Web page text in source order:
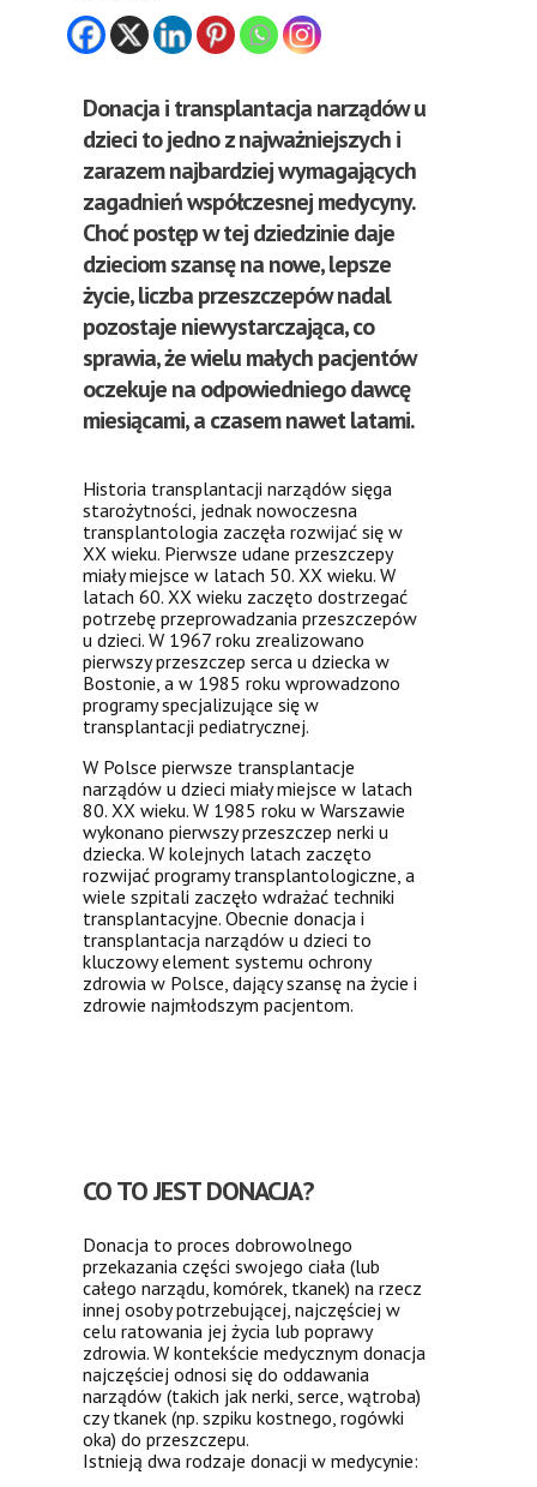
Donacja i transplantacja narządów u
dzieci to jedno z najważniejszych i
zarazem najbardziej wymagających
zagadnień współczesnej medycyny.
Choć postęp w tej dziedzinie daje
dzieciom szansę na nowe, lepsze
życie, liczba przeszczepów nadal
pozostaje niewystarczająca, co
sprawia, że wielu małych pacjentów
oczekuje na odpowiedniego dawcę
miesiącami, a czasem nawet latami.
Historia transplantacji narządów sięga
starożytności, jednak nowoczesna
transplantologia zaczęła rozwijać się w
XX wieku. Pierwsze udane przeszczepy
miały miejsce w latach 50. XX wieku. W
latach 60. XX wieku zaczęto dostrzegać
potrzebę przeprowadzania przeszczepów
u dzieci. W 1967 roku zrealizowano
pierwszy przeszczep serca u dziecka w
Bostonie, a w 1985 roku wprowadzono
programy specjalizujące się w
transplantacji pediatrycznej.
W Polsce pierwsze transplantacje
narządów u dzieci miały miejsce w latach
80. XX wieku. W 1985 roku w Warszawie
wykonano pierwszy przeszczep nerki u
dziecka. W kolejnych latach zaczęto
rozwijać programy transplantologiczne, a
wiele szpitali zaczęło wdrażać techniki
transplantacyjne. Obecnie donacja i
transplantacja narządów u dzieci to
kluczowy element systemu ochrony
zdrowia w Polsce, dający szansę na życie i
zdrowie najmłodszym pacjentom.
CO TO JEST DONACJA?
Donacja to proces dobrowolnego
przekazania części swojego ciała (lub
całego narządu, komórek, tkanek) na rzecz
innej osoby potrzebującej, najczęściej w
celu ratowania jej życia lub poprawy
zdrowia. W kontekście medycznym donacja
najczęściej odnosi się do oddawania
narządów (takich jak nerki, serce, wątroba)
czy tkanek (np. szpiku kostnego, rogówki
oka) do przeszczepu.
Istnieją dwa rodzaje donacji w medycynie: